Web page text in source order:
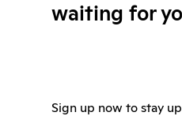
waiting for
Sign up now to stay